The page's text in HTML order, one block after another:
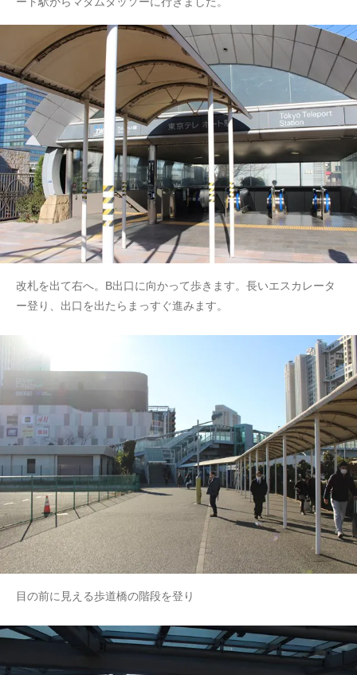
改札を出て右へ。B出口に向かって歩きます。長いエスカレータ
ー登り、出口を出たらまっすぐ進みます。
目の前に見える歩道橋の階段を登り